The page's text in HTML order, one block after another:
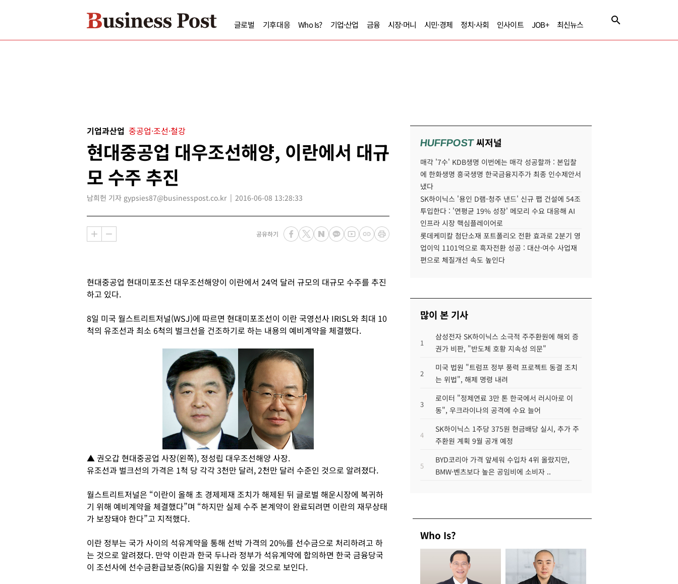
글로벌 기후대응 Who Is? 기업·산업 금융 시장·머니 시민·경제 정치·사회 인사이트 JOB+ 최신뉴스
기업과산업 중공업·조선·철강
현대중공업 대우조선해양, 이란에서 대규
모 수주 추진
남희헌 기자 gypsies87@businesspost.co.kr 2016-06-08 13:28:33
공유하기
현대중공업 현대미포조선 대우조선해양이 이란에서 24억 달러 규모의 대규모 수주를 추진
하고 있다.
8일 미국 월스트리트저널(WSJ)에 따르면 현대미포조선이 이란 국영선사 IRISL와 최대 10
척의 유조선과 최소 6척의 벌크선을 건조하기로 하는 내용의 예비계약을 체결했다.
▲ 권오갑 현대중공업 사장(왼쪽), 정성립 대우조선해양 사장.
유조선과 벌크선의 가격은 1척 당 각각 3천만 달러, 2천만 달러 수준인 것으로 알려졌다.
월스트리트저널은 “이란이 올해 초 경제제재 조치가 해제된 뒤 글로벌 해운시장에 복귀하
기 위해 예비계약을 체결했다”며 “하지만 실제 수주 본계약이 완료되려면 이란의 재무상태
가 보장돼야 한다”고 지적했다.
이란 정부는 국가 사이의 석유계약을 통해 선박 가격의 20%를 선수금으로 처리하려고 하
는 것으로 알려졌다. 만약 이란과 한국 두나라 정부가 석유계약에 합의하면 한국 금융당국
이 조선사에 선수금환급보증(RG)을 지원할 수 있을 것으로 보인다.
HUFFPOST씨저널
매각 '7수' KDB생명 이번에는 매각 성공할까 : 본입찰
에 한화생명 흥국생명 한국금융지주가 최종 인수제안서
냈다
SK하이닉스 '용인 D램-청주 낸드' 신규 팹 건설에 54조
투입한다 : '연평균 19% 성장' 메모리 수요 대응해 AI
인프라 시장 핵심플레이어로
롯데케미칼 첨단소재 포트폴리오 전환 효과로 2분기 영
업이익 1101억으로 흑자전환 성공 : 대산·여수 사업재
편으로 체질개선 속도 높인다
많이 본 기사
1
삼성전자 SK하이닉스 소극적 주주환원에 해외 증
권가 비판, "반도체 호황 지속성 의문"
2
미국 법원 "트럼프 정부 풍력 프로젝트 동결 조치
는 위법", 해제 명령 내려
3
로이터 "정제연료 3만 톤 한국에서 러시아로 이
동", 우크라이나의 공격에 수요 늘어
4
SK하이닉스 1주당 375원 현금배당 실시, 추가 주
주환원 계획 9월 공개 예정
5
BYD코리아 가격 앞세워 수입차 4위 올랐지만,
BMW·벤츠보다 높은 공임비에 소비자 ..
Who Is?